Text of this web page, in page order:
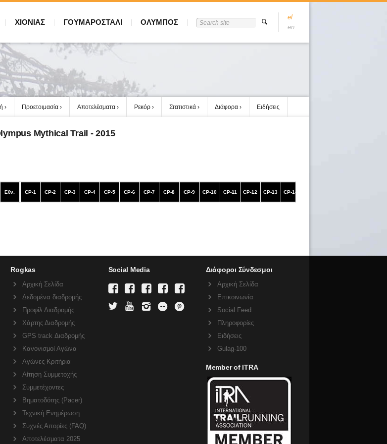
el
en
ΧΙΟΝΙΑΣ ΓΟΥΜΑΡΟΣΤΑΛΙ ΟΛΥΜΠΟΣ
Προετοιμασία Αποτελέσματα Ρεκόρ Στατιστικά Διάφορα Ειδήσεις
Mythical Trail - 2015
Εθν. CP-1 CP-2 CP-3 CP-4 CP-5 CP-6 CP-7 CP-8 CP-9 CP-10 CP-11 CP-12 CP-13 CP-14
Rogkas
Αρχική Σελίδα
Δεδομένα διαδρομής
Προφίλ Διαδρομής
Χάρτης Διαδρομής
GPS track Διαδρομής
Κανονισμοί Αγώνα
Αγώνες-Κριτήρια
Αίτηση Συμμετοχής
Συμμετέχοντες
Βηματοδότης (Pacer)
Τεχνική Ενημέρωση
Συχνές Απορίες (FAQ)
Αποτελέσματα 2025
Social Media Διάφοροι Σύνδεσμοι
Αρχική Σελίδα
Επικοινωνία
Social Feed
Πληροφορίες
Ειδήσεις
Gulag-100
Member of ITRA